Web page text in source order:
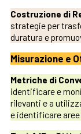
Costruzione di
strategie per
duratura e
Misurazione e
Metriche di
identificare e
rilevanti e a
e identificare